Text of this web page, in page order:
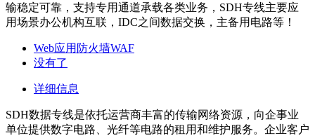
输稳定可靠，支持专用通道承载各类业务，SDH专线主要应
用场景办公机构互联，IDC之间数据交换，主备用电路等！
Web应用防火墙WAF
没有了
详细信息
SDH数据专线是依托运营商丰富的传输网络资源，向企事业
单位提供数字电路、光纤等电路的租用和维护服务。企业客户